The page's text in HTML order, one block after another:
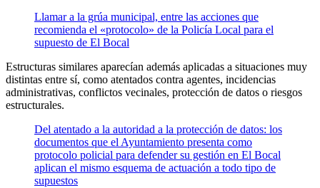
Llamar a la grúa municipal, entre las acciones que
recomienda el «protocolo» de la Policía Local para el
supuesto de El Bocal
Estructuras similares aparecían además aplicadas a situaciones muy
distintas entre sí, como atentados contra agentes, incidencias
administrativas, conflictos vecinales, protección de datos o riesgos
estructurales.
Del atentado a la autoridad a la protección de datos: los
documentos que el Ayuntamiento presenta como
protocolo policial para defender su gestión en El Bocal
aplican el mismo esquema de actuación a todo tipo de
supuestos